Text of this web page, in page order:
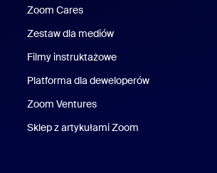
Zoom Cares
Zestaw dla mediów
Filmy instruktażowe
Platforma dla deweloperów
Zoom Ventures
Sklep z artykułami Zoom